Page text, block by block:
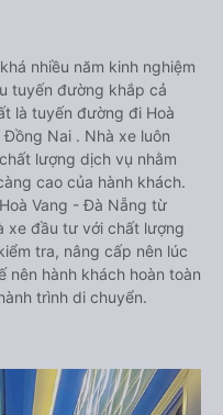
nhiều năm kinh nghiệm
tuyến đường khắp cả
là tuyến đường đi Hoà
Nai . Nhà xe luôn
lượng dịch vụ nhằm
cao của hành khách.
Vang - Đà Nẵng từ
xe đầu tư với chất lượng
tra, nâng cấp nên lúc
nên hành khách hoàn toàn
trình di chuyển.